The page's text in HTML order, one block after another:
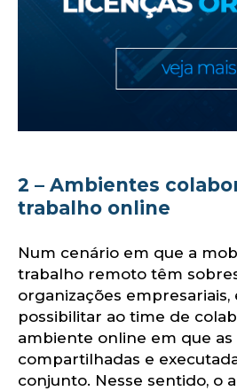
2 – Ambientes
trabalho online
Num cenário em que a
trabalho remoto têm
organizações
possibilitar ao time de
ambiente online em que as
compartilhadas e
conjunto. Nesse sentido, o